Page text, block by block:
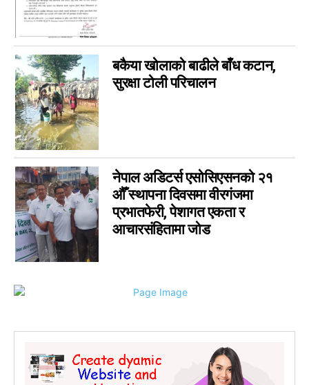
विचार
कला
चर्चामा
अन्तर्वार्ता
बागमती
आम सञ्चार प्राधिकरणको विज्ञापन
फिचर
लुम्बिनी
गण्डकी
इपेपर
कर्णाली
सम्पादकीय
सुदूरपश्चिम 0
बकैया खोलाको बाढीले बाँध कटान,
सुरक्षा टोली परिचालन
नेपाल अडिटर्स एसोसिएसनको २१
औँ स्थापना दिवसमा वीरगंजमा
प्रभातफेरी, पेशागत एकता र
आचारसंहितामा जोड